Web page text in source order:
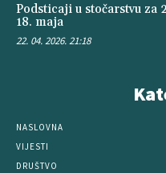
Podsticaji u stočarstvu za
18. maja
22. 04. 2026. 21:18
NASLOVNA
VIJESTI
DRUŠTVO